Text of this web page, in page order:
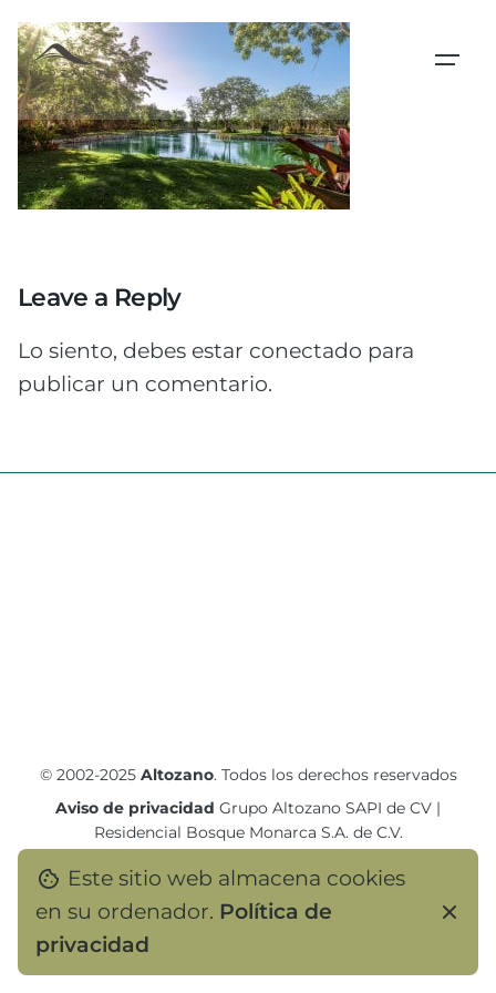
Skip
to
content
Leave a Reply
Lo siento, debes estar conectado para
publicar un comentario.
© 2002-2025 Altozano. Todos los derechos reservados
Aviso de privacidad Grupo Altozano SAPI de CV |
Residencial Bosque Monarca S.A. de C.V.
Este sitio web almacena cookies
en su ordenador. Política de
privacidad